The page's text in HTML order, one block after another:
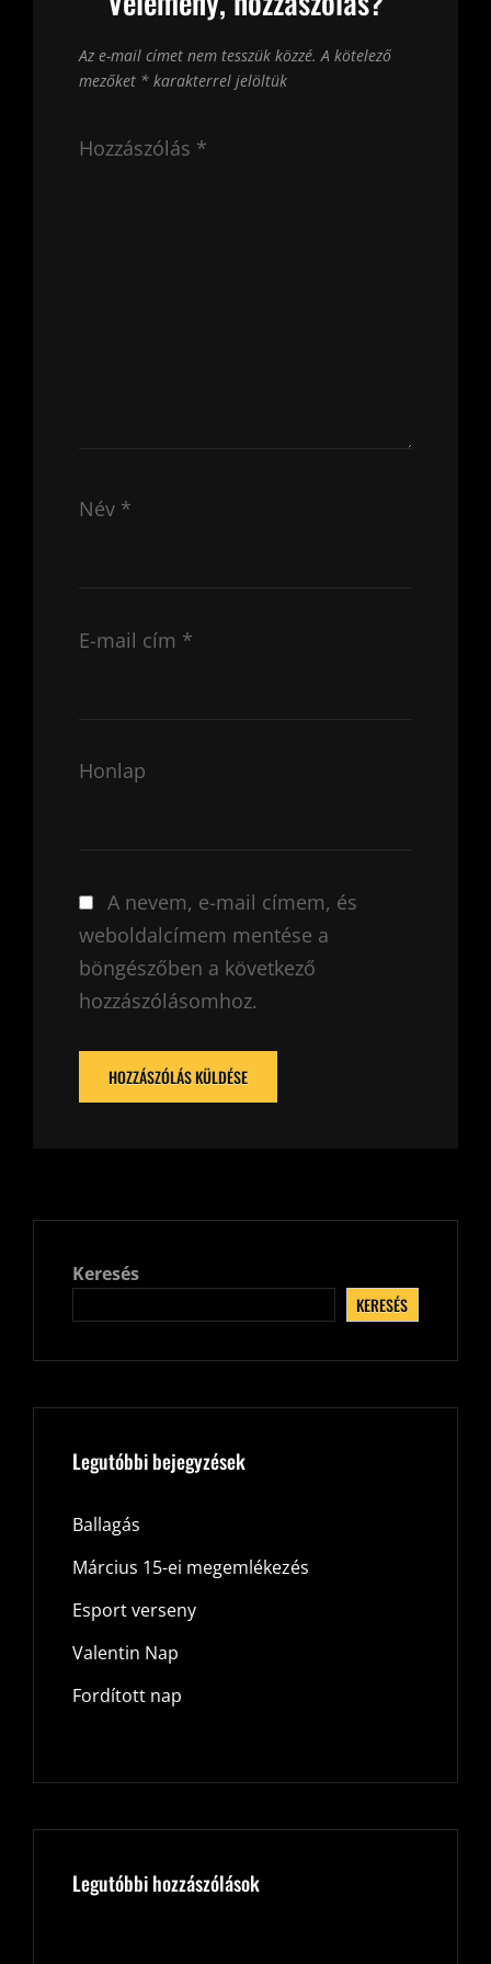
Az e-mail címet nem tesszük közzé. A kötelező
mezőket * karakterrel jelöltük
Hozzászólás *
Név *
E-mail cím *
Honlap
A nevem, e-mail címem, és
weboldalcímem mentése a
böngészőben a következő
hozzászólásomhoz.
Keresés
KERESÉS
Legutóbbi bejegyzések
Ballagás
Március 15-ei megemlékezés
Esport verseny
Valentin Nap
Fordított nap
Legutóbbi hozzászólások